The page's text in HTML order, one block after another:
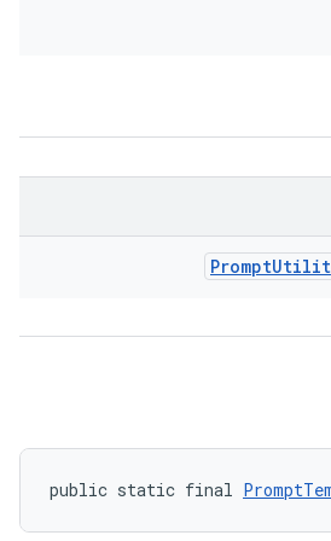
Prompt
public static final